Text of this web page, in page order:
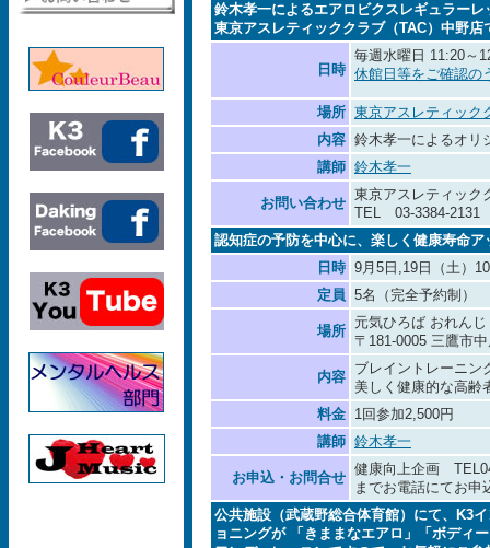
鈴木孝一によるエアロビクスレギュラーレ
東京アスレティッククラブ（TAC）中野店
日時
毎週水曜日 11:20～
休館日等をご確認の
場所 東京アスレティック
内容 鈴木孝一によるオリ
講師 鈴木孝一
お問い合わせ
東京アスレティック
TEL 03-3384-2131
認知症の予防を中心に、楽しく健康寿命
日時 9月5日,19日（土）
定員 5名（完全予約制）
場所
元気ひろば おれんじ
〒181-0005 三鷹市
内容
ブレイントレーニン
美しく健康的な高齢
料金 1回参加2,500円
講師 鈴木孝一
お申込・お問合せ
健康向上企画
までお電話にてお申
公共施設（武蔵野総合体育館）にて、K3
ョニングが 「きままなエアロ」「ボディ